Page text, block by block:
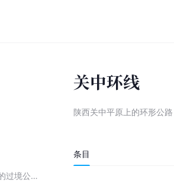
渭南市临渭区的过境公路
关中环线
陕西关中平原上的环形公路
条目